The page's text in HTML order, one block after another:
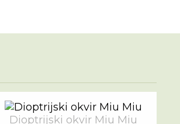
Dioptrijski okvir Miu Miu